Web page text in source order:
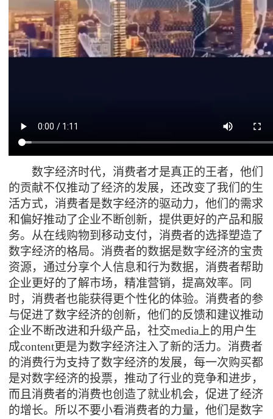
数字经济时代，消费者才是真正的王者，他们
的贡献不仅推动了经济的发展，还改变了我们的生
活方式，消费者是数字经济的驱动力，他们的需求
和偏好推动了企业不断创新，提供更好的产品和服
务。从在线购物到移动支付，消费者的选择塑造了
数字经济的格局。消费者的数据是数字经济的宝贵
资源，通过分享个人信息和行为数据，消费者帮助
企业更好的了解市场，精准营销，提高效率。同
时，消费者也能获得更个性化的体验。消费者的参
与促进了数字经济的创新，他们的反馈和建议推动
企业不断改进和升级产品，社交media 上的用户生
成content更是为数字经济注入了新的活力。消费者
的消费行为支持了数字经济的发展，每一次购买都
是对数字经济的投票，推动了行业的竞争和进步，
而且消费者的消费也创造了就业机会，促进了经济
的增长。所以不要小看消费者的力量，他们是数字